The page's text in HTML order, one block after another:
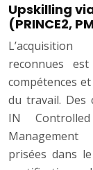
Upskilling
(PRINCE2,
reconnues
compétences
du travail. Des
IN
prisées dans